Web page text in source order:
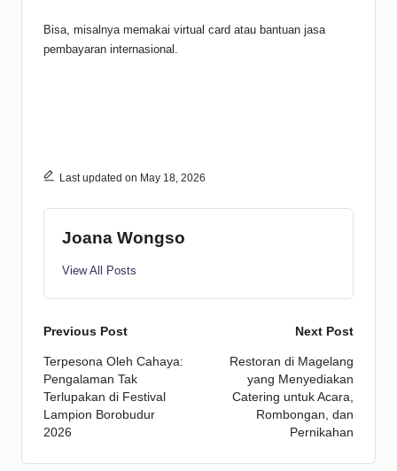
Bisa, misalnya memakai virtual card atau bantuan jasa
pembayaran internasional.
Last updated on May 18, 2026
Joana Wongso
View All Posts
Post
navigation
Previous Post
Terpesona Oleh Cahaya:
Pengalaman Tak
Terlupakan di Festival
Lampion Borobudur
2026
Next Post
Restoran di Magelang
yang Menyediakan
Catering untuk Acara,
Rombongan, dan
Pernikahan